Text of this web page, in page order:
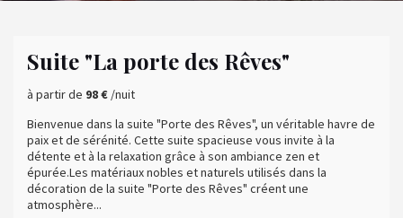
Suite "La porte des Rêves"
à partir de 98 € /nuit
Bienvenue dans la suite "Porte des Rêves", un véritable havre de
paix et de sérénité. Cette suite spacieuse vous invite à la
détente et à la relaxation grâce à son ambiance zen et
épurée.Les matériaux nobles et naturels utilisés dans la
décoration de la suite "Porte des Rêves" créent une
atmosphère...